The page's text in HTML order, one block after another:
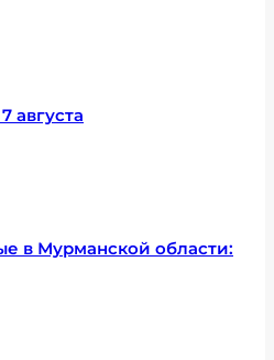
августа
в Мурманской области: